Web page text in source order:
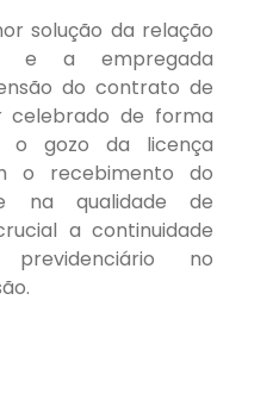
solução da relação
e a empregada
do contrato de
celebrado de forma
o gozo da licença
o recebimento do
na qualidade de
a continuidade
no